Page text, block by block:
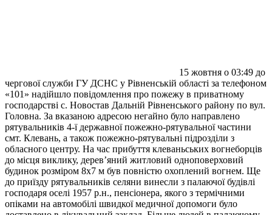
15 жовтня о 03:49 до
чергової служби ГУ ДСНС у Рівненській області за телефоном
«101» надійшло повідомлення про пожежу в приватному
господарстві с. Новостав Дальній Рівненського району по вул.
Головна. За вказаною адресою негайно було направлено
рятувальників 4-ї державної пожежно-рятувальної частини
смт. Клевань, а також пожежно-рятувальні підрозділи з
обласного центру. На час прибуття клеваньських вогнеборців
до місця виклику, дерев’яний житловий одноповерховий
будинок розміром 8х7 м був повністю охоплений вогнем. Ще
до приїзду рятувальників селяни винесли з палаючої будівлі
господаря оселі 1957 р.н., пенсіонера, якого з термічними
опіками на автомобілі швидкої медичної допомоги було